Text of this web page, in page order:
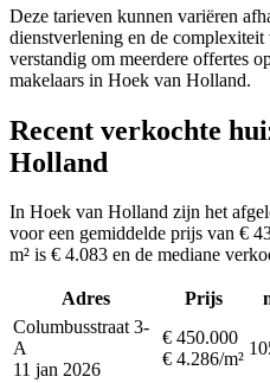
Deze tarieven kunnen variëren
dienstverlening en de
verstandig om meerdere offertes
makelaars in Hoek van Holland.
Recent verkochte
Holland
In Hoek van Holland zijn het
voor een gemiddelde prijs van €
m² is € 4.083 en de mediane
Adres Prijs
Columbusstraat 3-
A
11 jan 2026
€ 450.000
€ 4.286/m²